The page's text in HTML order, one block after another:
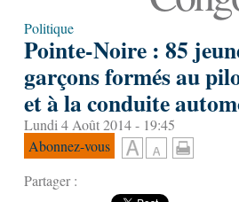
Politique
Pointe-Noire : 85
garçons formés au
et à la conduite
Lundi 4 Août 2014 - 19:45
Abonnez-vous
Partager :